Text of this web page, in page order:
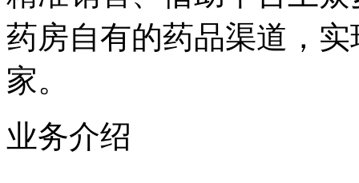
药房自有的药品渠道，
家。
业务介绍